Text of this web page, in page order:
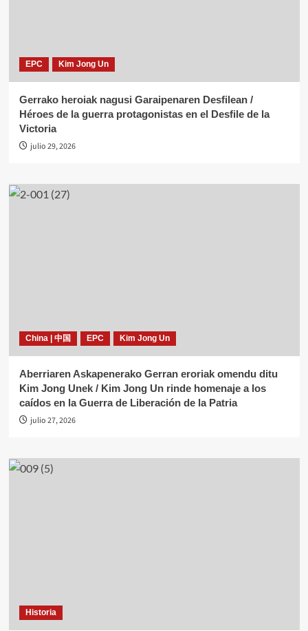
EPC Kim Jong Un
Gerrako heroiak nagusi Garaipenaren Desfilean /
Héroes de la guerra protagonistas en el Desfile de la
Victoria
julio 29, 2026
China | 中国 EPC Kim Jong Un
Aberriaren Askapenerako Gerran eroriak omendu ditu
Kim Jong Unek / Kim Jong Un rinde homenaje a los
caídos en la Guerra de Liberación de la Patria
julio 27, 2026
Historia